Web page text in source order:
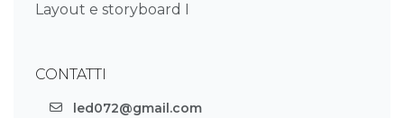
Layout e storyboard I
CONTATTI
led072@gmail.com